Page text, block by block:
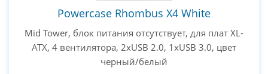
Powercase Rhombus X4 White
Mid Tower, блок питания отсутствует, для плат XL-
ATX, 4 вентилятора, 2xUSB 2.0, 1xUSB 3.0, цвет
черный/белый